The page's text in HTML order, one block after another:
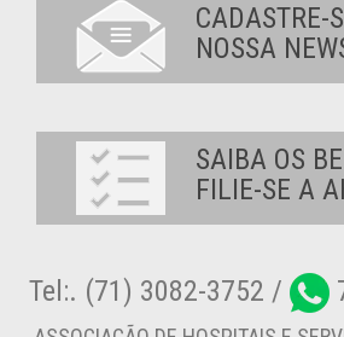
CADASTRE-
NOSSA
SAIBA OS
FILIE-SE A
Tel:. (71) 3082-3752 /